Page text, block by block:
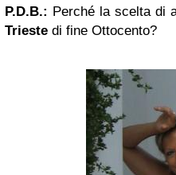
P.D.B.: Perché la scelta di
Trieste di fine Ottocento?